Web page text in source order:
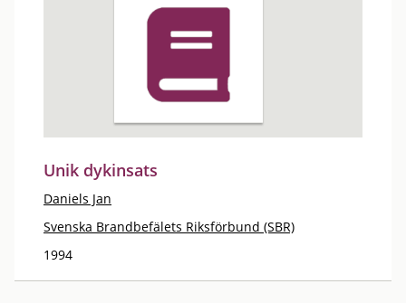
Unik dykinsats
Daniels Jan
Svenska Brandbefälets Riksförbund (SBR)
1994